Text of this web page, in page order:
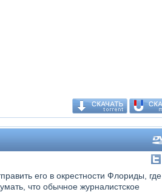
его в окрестности Флориды, где
что обычное журналистское